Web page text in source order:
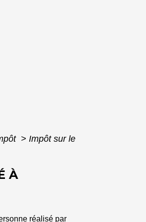
> Impôt sur le
À
réalisé par